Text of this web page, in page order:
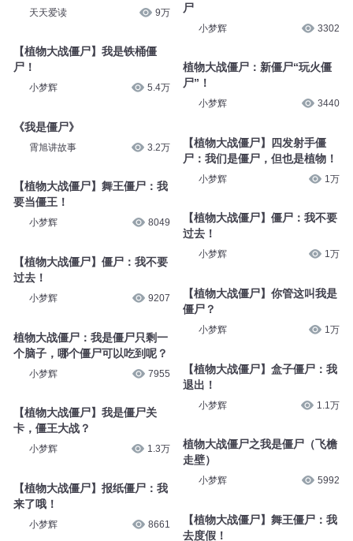
天天爱读 9万
【植物大战僵尸】我是铁桶僵
尸！
小梦辉 5.4万
《我是僵尸》
霄旭讲故事 3.2万
【植物大战僵尸】舞王僵尸：我
要当僵王！
小梦辉 8049
【植物大战僵尸】僵尸：我不要
过去！
小梦辉 9207
植物大战僵尸：我是僵尸只剩一
个脑子，哪个僵尸可以吃到呢？
小梦辉 7955
【植物大战僵尸】我是僵尸关
卡，僵王大战？
小梦辉 1.3万
【植物大战僵尸】报纸僵尸：我
来了哦！
小梦辉 8661
尸
小梦辉 3302
植物大战僵尸：新僵尸“玩火僵
尸”！
小梦辉 3440
【植物大战僵尸】四发射手僵
尸：我们是僵尸，但也是植物！
小梦辉 1万
【植物大战僵尸】僵尸：我不要
过去！
小梦辉 1万
【植物大战僵尸】你管这叫我是
僵尸？
小梦辉 1万
【植物大战僵尸】盒子僵尸：我
退出！
小梦辉 1.1万
植物大战僵尸之我是僵尸（飞檐
走壁）
小梦辉 5992
【植物大战僵尸】舞王僵尸：我
去度假！